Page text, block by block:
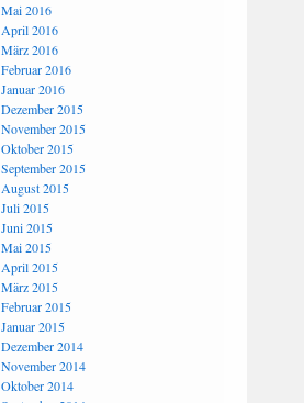
Mai 2016
April 2016
März 2016
Februar 2016
Januar 2016
Dezember 2015
November 2015
Oktober 2015
September 2015
August 2015
Juli 2015
Juni 2015
Mai 2015
April 2015
März 2015
Februar 2015
Januar 2015
Dezember 2014
November 2014
Oktober 2014